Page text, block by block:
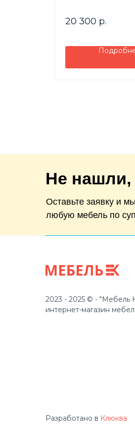
20 300 р.
Не нашли,
Оставьте заявку и
любую мебель по
Разработано в Клюква
2023 - 2025 © - "Мебель
интернет-магазин